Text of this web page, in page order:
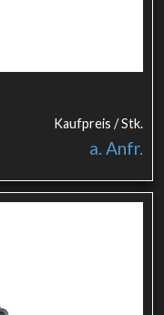
Kaufpreis / Stk.
a. Anfr.